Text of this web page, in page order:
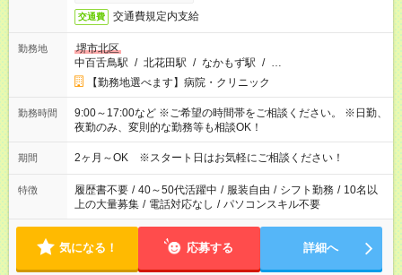
交通費 交通費規定内支給
勤務地
堺市北区
中百舌鳥駅 / 北花田駅 / なかもず駅 / …
【勤務地選べます】病院・クリニック
勤務時間
9:00～17:00など ※ご希望の時間帯をご相談ください。 ※日勤、
夜勤のみ、変則的な勤務等も相談OK！
期間 2ヶ月～OK ※スタート日はお気軽にご相談ください！
特徴 履歴書不要 / 40～50代活躍中 / 服装自由 / シフト勤務 / 10名以
上の大量募集 / 電話対応なし / パソコンスキル不要
気になる！ 応募する 詳細へ